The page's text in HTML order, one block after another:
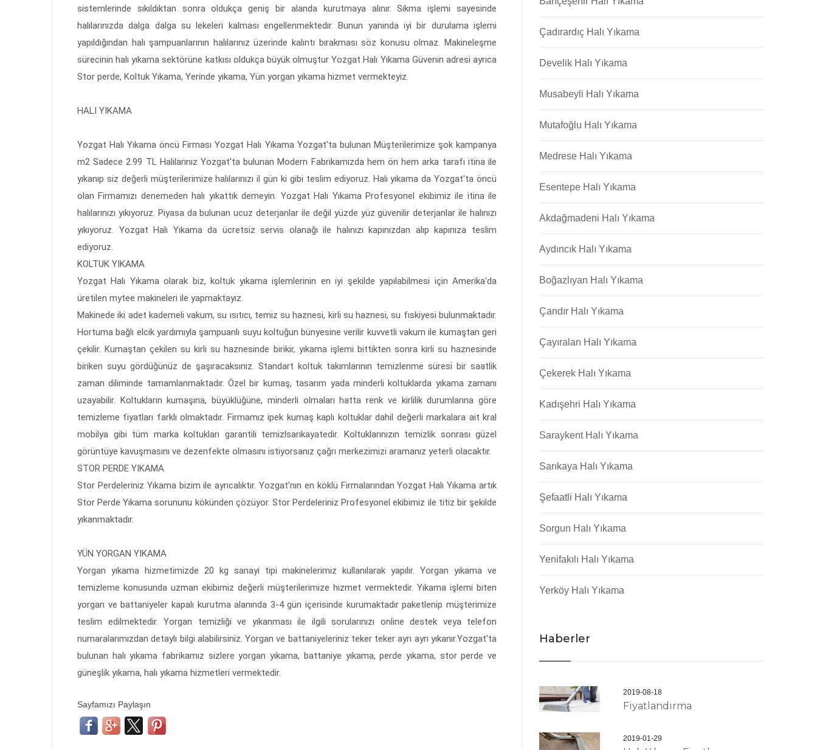
sistemlerinde sıkıldıktan sonra oldukça geniş bir alanda kurutmaya alınır. Sıkma işlemi sayesinde
halılarınızda dalga dalga su lekeleri kalması engellenmektedir. Bunun yanında iyi bir durulama işlemi
yapıldığından halı şampuanlarının halılarınız üzerinde kalıntı bırakması söz konusu olmaz. Makineleşme
sürecinin halı yıkama sektörüne katkısı oldukça büyük olmuşturYozgat Halı Yıkama Güvenin adresi ayrıca
Stor perde, Koltuk Yıkama, Yerinde yıkama, Yün yorgan yıkama hizmet vermekteyiz.
HALI YIKAMA
Yozgat Halı Yıkama öncü Firması Yozgat Halı Yıkama Yozgat'ta bulunan Müşterilerimize şok kampanya
m2 Sadece 2.99 TL Halılarınız Yozgat'ta bulunan Modern Fabrikamızda hem ön hem arka tarafı itina ile
yıkanıp siz değerli müşterilerimize halılarınızı il gün ki gibi teslim ediyoruz. Halı yıkama da Yozgat'ta öncü
olan Firmamızı denemeden halı yıkattık demeyin. Yozgat Halı Yıkama Profesyonel ekibimiz ile itina ile
halılarınızı yıkıyoruz. Piyasa da bulunan ucuz deterjanlar ile değil yüzde yüz güvenilir deterjanlar ile halınızı
yıkıyoruz. Yozgat Halı Yıkama da ücretsiz servis olanağı ile halınızı kapınızdan alıp kapınıza teslim
ediyoruz.
KOLTUK YIKAMA
Yozgat Halı Yıkama olarak biz, koltuk yıkama işlemlerinin en iyi şekilde yapılabilmesi için Amerika'da
üretilen mytee makineleri ile yapmaktayız.
Makinede iki adet kademeli vakum, su ısıtıcı, temiz su haznesi, kirli su haznesi, su fıskiyesi bulunmaktadır.
Hortuma bağlı elcik yardımıyla şampuanlı suyu koltuğun bünyesine verilir kuvvetli vakum ile kumaştan geri
çekilir. Kumaştan çekilen su kirli su haznesinde birikir, yıkama işlemi bittikten sonra kirli su haznesinde
biriken suyu gördüğünüz de şaşıracaksınız. Standart koltuk takımlarının temizlenme süresi bir saatlik
zaman diliminde tamamlanmaktadır. Özel bir kumaş, tasarım yada minderli koltuklarda yıkama zamanı
uzayabilir. Koltukların kumaşına, büyüklüğüne, minderli olmaları hatta renk ve kirlilik durumlarına göre
temizleme fiyatları farklı olmaktadır. Firmamız ipek kumaş kaplı koltuklar dahil değerli markalara ait kral
mobilya gibi tüm marka koltukları garantili temizlsarıkayatedir. Koltuklarınızın temizlik sonrası güzel
görüntüye kavuşmasını ve dezenfekte olmasını istiyorsanız çağrı merkezimizi aramanız yeterli olacaktır.
STOR PERDE YIKAMA
Stor Perdeleriniz Yıkama bizim ile ayrıcalıktır. Yozgat’nın en köklü Firmalarından Yozgat Halı Yıkama artık
Stor Perde Yıkama sorununu kökünden çözüyor. Stor Perdeleriniz Profesyonel ekibimiz ile titiz bir şekilde
yıkanmaktadır.
YÜN YORGAN YIKAMA
Yorgan yıkama hizmetimizde 20 kg sanayi tipi makinelerimiz kullanılarak yapılır. Yorgan yıkama ve
temizleme konusunda uzman ekibimiz değerli müşterilerimize hizmet vermektedir. Yıkama işlemi biten
yorgan ve battaniyeler kapalı kurutma alanında 3-4 gün içerisinde kurumaktadır paketlenip müşterimize
teslim edilmektedir. Yorgan temizliği ve yıkanması ile ilgili sorularınızı online destek veya telefon
numaralarımızdan detaylı bilgi alabilirsiniz. Yorgan ve battaniyeleriniz teker teker ayrı ayrı yıkanır.Yozgat'ta
bulunan halı yıkama fabrikamız sizlere yorgan yıkama, battaniye yıkama, perde yıkama, stor perde ve
güneşlik yıkama, halı yıkama hizmetleri vermektedir.
Sayfamızı Paylaşın
Çadırardıç Halı Yıkama
Develik Halı Yıkama
Musabeyli Halı Yıkama
Mutafoğlu Halı Yıkama
Medrese Halı Yıkama
Esentepe Halı Yıkama
Akdağmadeni Halı Yıkama
Aydıncık Halı Yıkama
Boğazlıyan Halı Yıkama
Çandır Halı Yıkama
Çayıralan Halı Yıkama
Çekerek Halı Yıkama
Kadışehri Halı Yıkama
Saraykent Halı Yıkama
Sarıkaya Halı Yıkama
Şefaatli Halı Yıkama
Sorgun Halı Yıkama
Yenifakılı Halı Yıkama
Yerköy Halı Yıkama
Haberler
2019-08-18
Fiyatlandırma
2019-01-29